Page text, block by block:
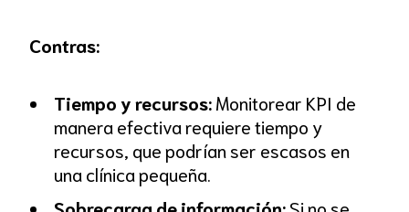
Contras:
Tiempo y recursos:Monitorear KPI de
manera efectiva requiere tiempo y
recursos, que podrían ser escasos en
una clínica pequeña.